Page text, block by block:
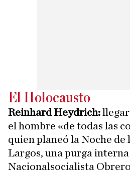
El Holocausto
Reinhard Heydrich:
el hombre «de todas las
quien planeó la Noche de
Largos, una purga
Nacionalsocialista